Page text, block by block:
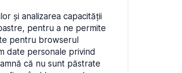
și analizarea capacității
pentru a ne permite
pentru browserul
date personale privind
că nu sunt păstrate